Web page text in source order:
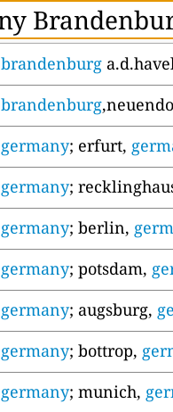
brandenburg
brandenburg
germany; erfurt,
germany;
germany; berlin,
germany; potsdam,
germany; augsburg,
germany; bottrop,
germany; munich,